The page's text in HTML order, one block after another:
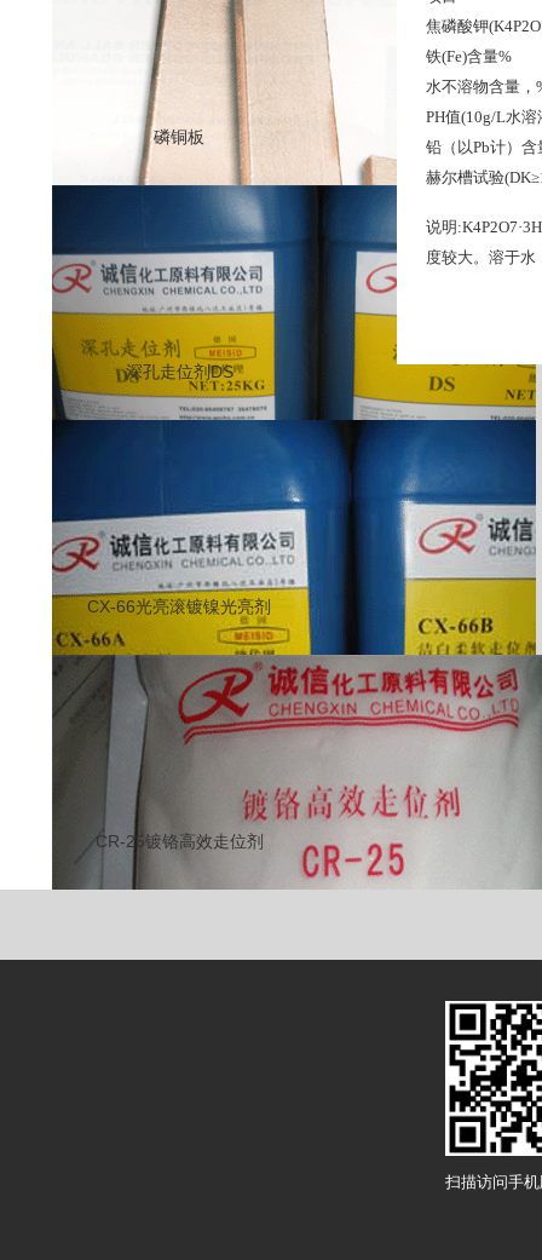
磷铜板
深孔走位剂DS
CX-66光亮滚镀镍光亮剂
CR-25镀铬高效走位剂
焦磷酸钾
铁(Fe)
水不溶物
PH值
铅（以Pb
赫尔槽试验
说明
度较大。溶于
扫描访问手